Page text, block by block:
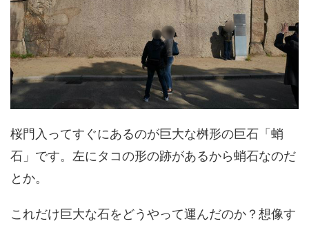
桜門入ってすぐにあるのが巨大な桝形の巨石「蛸
石」です。左にタコの形の跡があるから蛸石なのだ
とか。
これだけ巨大な石をどうやって運んだのか？想像す